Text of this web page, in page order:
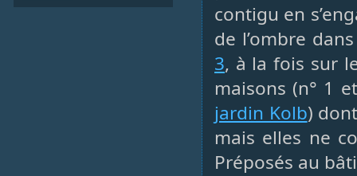
contigu en
de l’ombre
3, à la fois sur
maisons (n° 1
jardin Kolb)
mais elles ne
Préposés au